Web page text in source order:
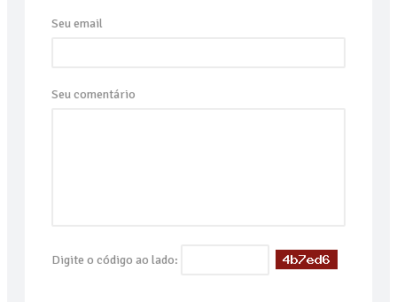
Seu email
Seu comentário
Digite o código ao lado: